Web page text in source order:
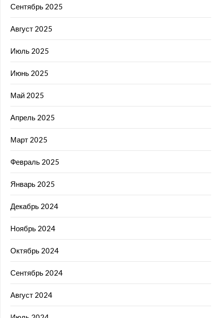
Сентябрь 2025
Август 2025
Июль 2025
Июнь 2025
Май 2025
Апрель 2025
Март 2025
Февраль 2025
Январь 2025
Декабрь 2024
Ноябрь 2024
Октябрь 2024
Сентябрь 2024
Август 2024